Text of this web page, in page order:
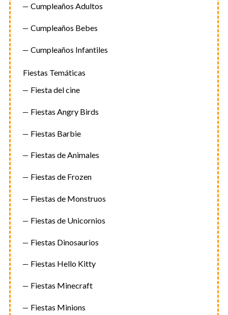
Cumpleaños Adultos
Cumpleaños Bebes
Cumpleaños Infantiles
Fiestas Temáticas
Fiesta del cine
Fiestas Angry Birds
Fiestas Barbie
Fiestas de Animales
Fiestas de Frozen
Fiestas de Monstruos
Fiestas de Unicornios
Fiestas Dinosaurios
Fiestas Hello Kitty
Fiestas Minecraft
Fiestas Minions